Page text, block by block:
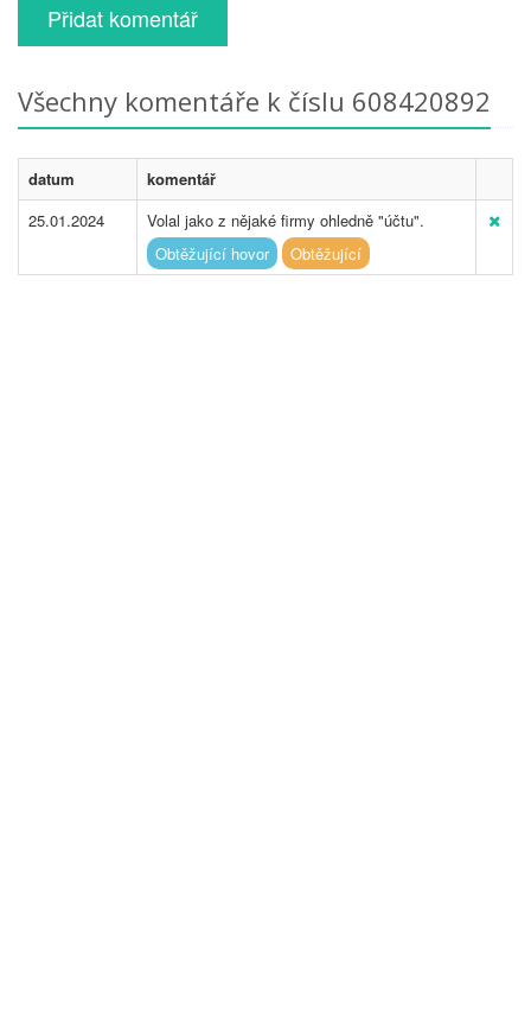
Přidat komentář
Všechny komentáře k číslu 608420892
datum
komentář
25.01.2024
Volal jako z nějaké firmy ohledně "účtu".
Obtěžující hovor
Obtěžující